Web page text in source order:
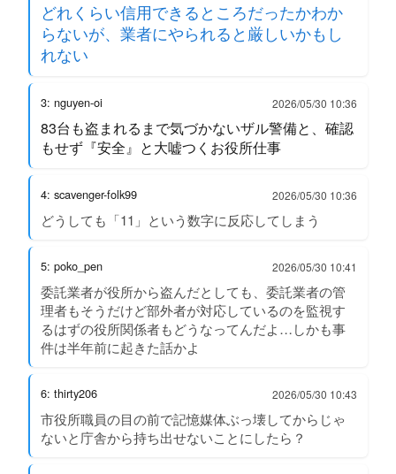
どれくらい信用できるところだったかわか
らないが、業者にやられると厳しいかもし
れない
3: nguyen-oi 2026/05/30 10:36
83台も盗まれるまで気づかないザル警備と、確認
もせず『安全』と大嘘つくお役所仕事
4: scavenger-folk99 2026/05/30 10:36
どうしても「11」という数字に反応してしまう
5: poko_pen 2026/05/30 10:41
委託業者が役所から盗んだとしても、委託業者の管
理者もそうだけど部外者が対応しているのを監視す
るはずの役所関係者もどうなってんだよ…しかも事
件は半年前に起きた話かよ
6: thirty206 2026/05/30 10:43
市役所職員の目の前で記憶媒体ぶっ壊してからじゃ
ないと庁舎から持ち出せないことにしたら？